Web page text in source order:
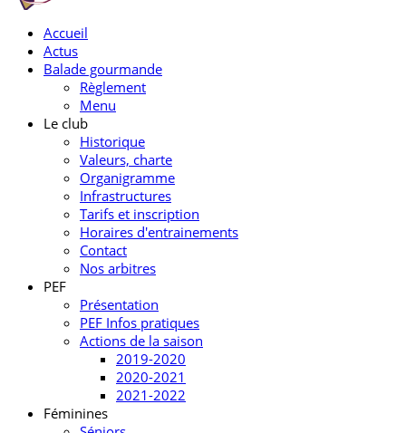
Accueil
Actus
Balade gourmande
Règlement
Menu
Le club
Historique
Valeurs, charte
Organigramme
Infrastructures
Tarifs et inscription
Horaires d'entrainements
Contact
Nos arbitres
PEF
Présentation
PEF Infos pratiques
Actions de la saison
2019-2020
2020-2021
2021-2022
Féminines